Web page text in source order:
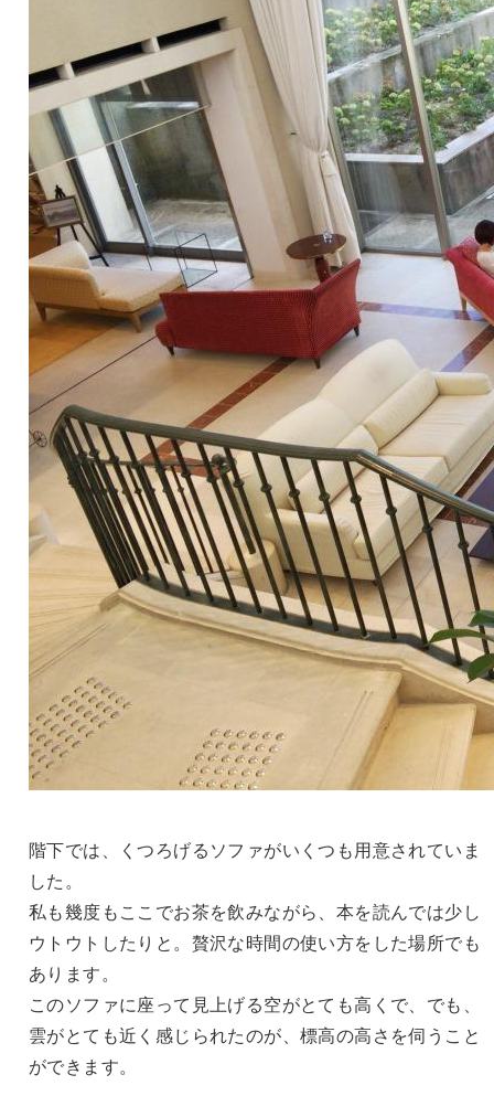
階下では、くつろげるソファがいくつも用意されていま
した。
私も幾度もここでお茶を飲みながら、本を読んでは少し
ウトウトしたりと。贅沢な時間の使い方をした場所でも
あります。
このソファに座って見上げる空がとても高くで、でも、
雲がとても近く感じられたのが、標高の高さを伺うこと
ができます。